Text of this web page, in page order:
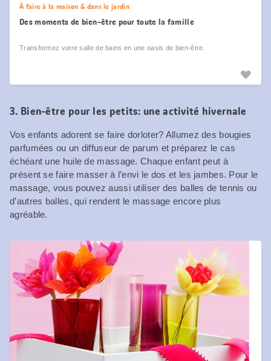
À faire à la maison & dans le jardin
Des moments de bien-être pour toute la famille
Transformez votre salle de bains en une oasis de bien-être.
3. Bien-être pour les petits: une activité hivernale
Vos enfants adorent se faire dorloter? Allumez des bougies
parfumées ou un diffuseur de parum et préparez le cas
échéant une huile de massage. Chaque enfant peut à
présent se faire masser à l’envi le dos et les jambes. Pour le
massage, vous pouvez aussi utiliser des balles de tennis ou
d’autres balles, qui rendent le massage encore plus
agréable.